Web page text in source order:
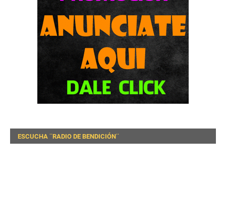
ESCUCHA ¨RADIO DE BENDICIÓN¨